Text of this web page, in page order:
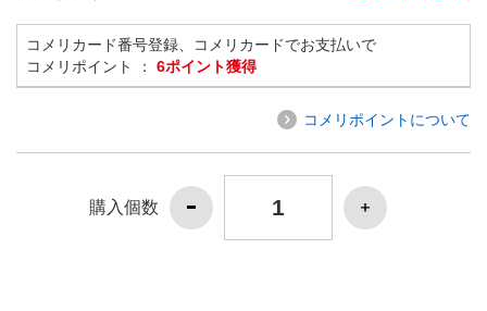
コメリカード番号登録、コメリカードでお支払いで
コメリポイント ： 6ポイント獲得
コメリポイントについて
購入個数